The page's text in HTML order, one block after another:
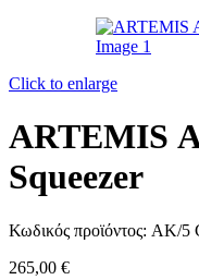
Click to enlarge
ARTEMIS
Squeezer
Κωδικός προϊόντος: AK/5
265,00 €